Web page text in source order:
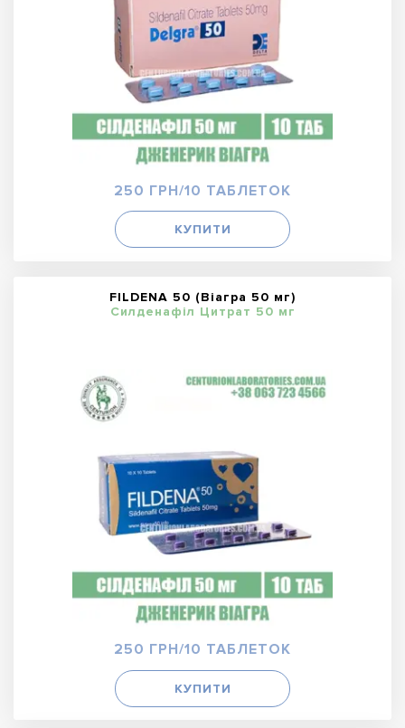
250 ГРН/10 ТАБЛЕТОК
КУПИТИ
FILDENA 50 (Віагра 50 мг)
Силденафіл Цитрат 50 мг
250 ГРН/10 ТАБЛЕТОК
КУПИТИ